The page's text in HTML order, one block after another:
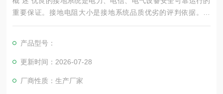
重要保证。接地电阻大小是接地系统品质优劣的评判依据。精
确、快速、简捷、可靠的接地电阻测量方法，已成为防雷接...
产品型号：
更新时间：2026-07-28
厂商性质：生产厂家